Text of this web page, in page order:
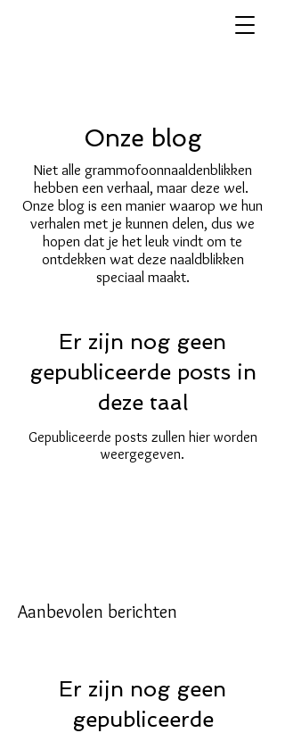
Onze blog
Niet alle grammofoonnaaldenblikken
hebben een verhaal, maar deze wel.
Onze blog is een manier waarop we hun
verhalen met je kunnen delen, dus we
hopen dat je het leuk vindt om te
ontdekken wat deze naaldblikken
speciaal maakt.
Er zijn nog geen
gepubliceerde posts in
deze taal
Gepubliceerde posts zullen hier worden
weergegeven.
Aanbevolen berichten
Er zijn nog geen
gepubliceerde